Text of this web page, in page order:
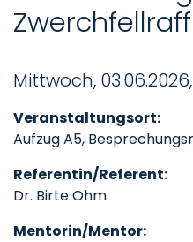
Mittwoch,
Veranstaltungsort:
Aufzug A5,
Referentin/Referent:
Dr. Birte Ohm
Mentorin/Mentor: